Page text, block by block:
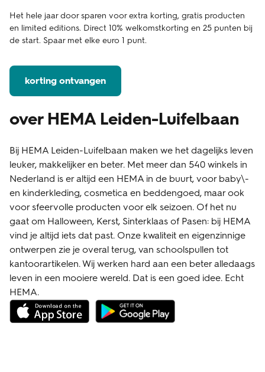
Het hele jaar door sparen voor extra korting, gratis producten
en limited editions. Direct 10% welkomstkorting en 25 punten bij
de start. Spaar met elke euro 1 punt.
korting ontvangen
over HEMA Leiden-Luifelbaan
Bij HEMA Leiden-Luifelbaan maken we het dagelijks leven
leuker, makkelijker en beter. Met meer dan 540 winkels in
Nederland is er altijd een HEMA in de buurt, voor baby\-
en kinderkleding, cosmetica en beddengoed, maar ook
voor sfeervolle producten voor elk seizoen. Of het nu
gaat om Halloween, Kerst, Sinterklaas of Pasen: bij HEMA
vind je altijd iets dat past. Onze kwaliteit en eigenzinnige
ontwerpen zie je overal terug, van schoolspullen tot
kantoorartikelen. Wij werken hard aan een beter alledaags
leven in een mooiere wereld. Dat is een goed idee. Echt
HEMA.